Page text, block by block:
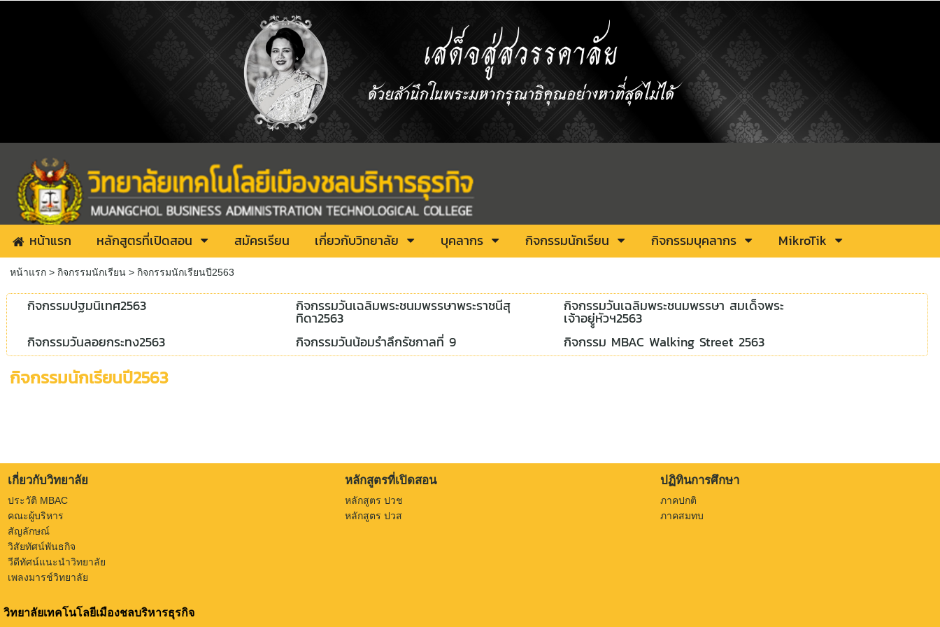
หน้าแรก หลักสูตรที่เปิดสอน สมัครเรียน เกี่ยวกับวิทยาลัย บุคลากร กิจกรรมนักเรียน กิจกรรมบุคลากร MikroTik
หน้าแรก> กิจกรรมนักเรียน > กิจกรรมนักเรียนปี2563
กิจกรรมปฐมนิเทศ2563 กิจกรรมวันเฉลิมพระชนมพรรษาพระราชนีสุ
ทิดา2563
กิจกรรมวันเฉลิมพระชนมพรรษา สมเด็จพระ
เจ้าอยูู่หัวฯ2563
กิจกรรมวันลอยกระทง2563
กิจกรรมวันน้อมรำลึกรัชกาลที่ 9 กิจกรรม MBAC Walking Street 2563
กิจกรรมนักเรียนปี2563
เกี่ยวกับวิทยาลัย
ประวัติ MBAC
คณะผู้บริหาร
สัญลักษณ์
วิสัยทัศน์พันธกิจ
วีดีทัศน์แนะนำวิทยาลัย
เพลงมารช์วิทยาลัย
หลักสูตรที่เปิดสอน
หลักสูตร ปวช
หลักสูตร ปวส
ปฏิทินการศึกษา
ภาคปกติ
ภาคสมทบ
วิทยาลัยเทคโนโลยีเมืองชลบริหารธุรกิจ